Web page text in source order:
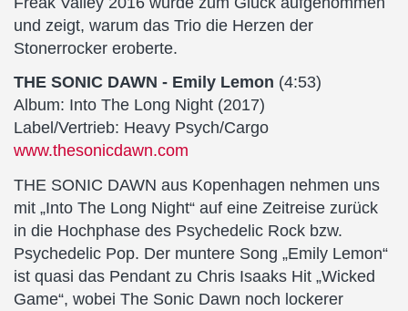
und zeigt, warum das Trio die Herzen der
Stonerrocker eroberte.
THE SONIC DAWN - Emily Lemon (4:53)
Album: Into The Long Night (2017)
Label/Vertrieb: Heavy Psych/Cargo
www.thesonicdawn.com
THE SONIC DAWN aus Kopenhagen nehmen uns
mit „Into The Long Night“ auf eine Zeitreise zurück
in die Hochphase des Psychedelic Rock bzw.
Psychedelic Pop. Der muntere Song „Emily Lemon“
ist quasi das Pendant zu Chris Isaaks Hit „Wicked
Game“, wobei The Sonic Dawn noch lockerer